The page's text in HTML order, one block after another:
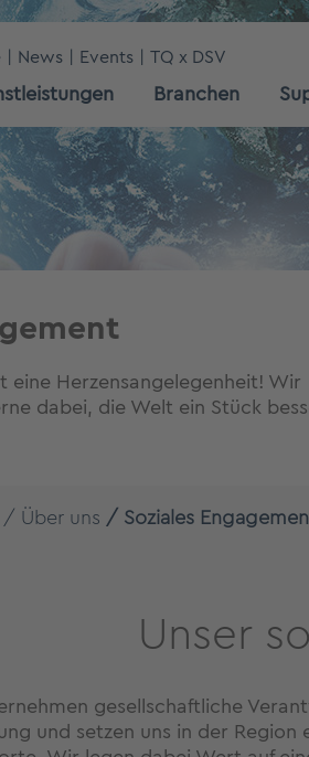
News Events TQ x DSV
Branchen
eine Herzensangelegenheit! Wir
dabei, die Welt ein Stück
Über uns Soziales
Unser
gesellschaftliche
und setzen uns in der